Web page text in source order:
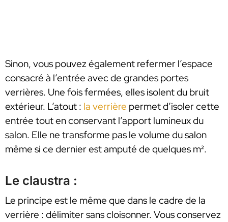
Sinon, vous pouvez également refermer l’espace
consacré à l’entrée avec de grandes portes
verrières. Une fois fermées, elles isolent du bruit
extérieur. L’atout : la verrière permet d’isoler cette
entrée tout en conservant l’apport lumineux du
salon. Elle ne transforme pas le volume du salon
même si ce dernier est amputé de quelques m².
Le claustra :
Le principe est le même que dans le cadre de la
verrière : délimiter sans cloisonner. Vous conservez